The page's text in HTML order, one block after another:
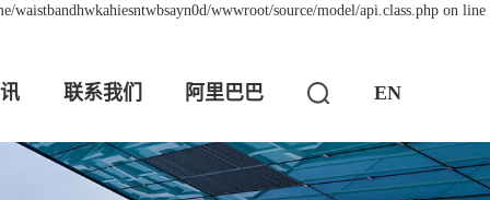
waistbandhwkahiesntwbsayn0d/wwwroot/source/model/api.class.php on line
联系我们 阿里巴巴 EN